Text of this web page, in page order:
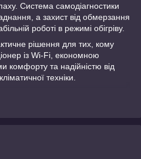
Система самодіагностики
а захист від обмерзання
роботі в режимі обігріву.
рішення для тих, кому
із Wi-Fi, економною
комфорту та надійністю від
техніки.